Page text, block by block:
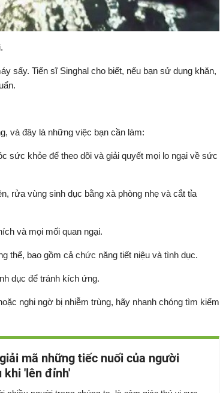
sấy. Tiến sĩ Singhal cho biết, nếu bạn sử dụng khăn,
và đây là những việc bạn cần làm:
sức khỏe để theo dõi và giải quyết mọi lo ngại về sức
rửa vùng sinh dục bằng xà phòng nhẹ và cắt tỉa
và mọi mối quan ngại.
thể, bao gồm cả chức năng tiết niệu và tình dục.
dục để tránh kích ứng.
nghi ngờ bị nhiễm trùng, hãy nhanh chóng tìm kiếm
mã những tiếc nuối của người
khi 'lên đỉnh'